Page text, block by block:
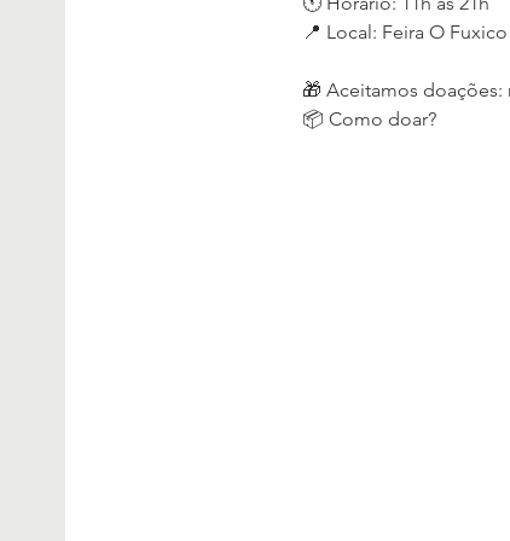
📍 Local: Feira O
🎁 Aceitamos doações:
📦 Como doar?